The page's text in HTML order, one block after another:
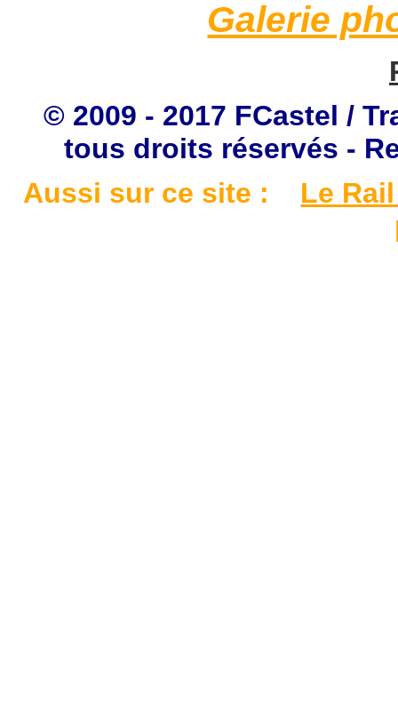
Galerie
© 2009 - 2017 FCastel /
tous droits réservés -
Aussi sur ce site :
Le